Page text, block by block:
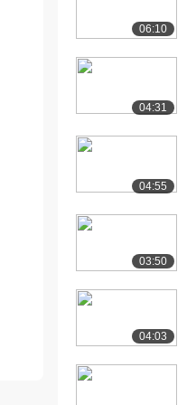
06:10
04:31
04:55
03:50
04:03